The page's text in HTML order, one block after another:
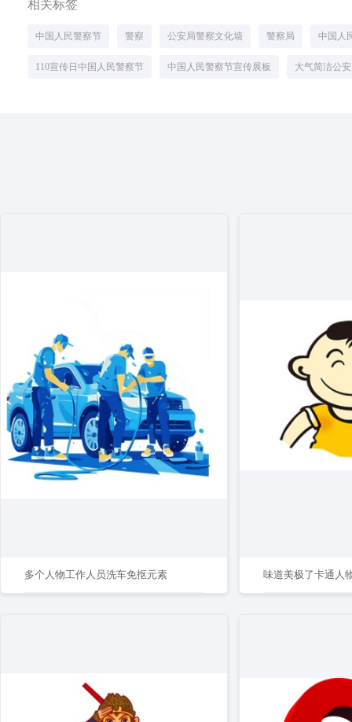
相关标签
中国人民警察节 警察 公安局警察文化墙 警察局 中国人
110宣传日中国人民警察节 中国人民警察节宣传展板 大气简洁公
多个人物工作人员洗车免抠元素 味道美极了卡通人